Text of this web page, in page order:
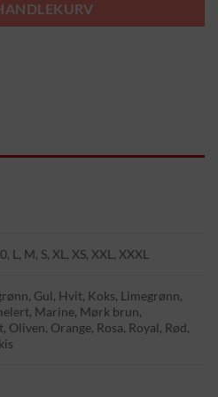
L, M, S, XL, XS, XXL, XXXL
Gul, Hvit, Koks, Limegrønn,
Marine, Mørk brun,
Orange, Rosa, Royal, Rød,